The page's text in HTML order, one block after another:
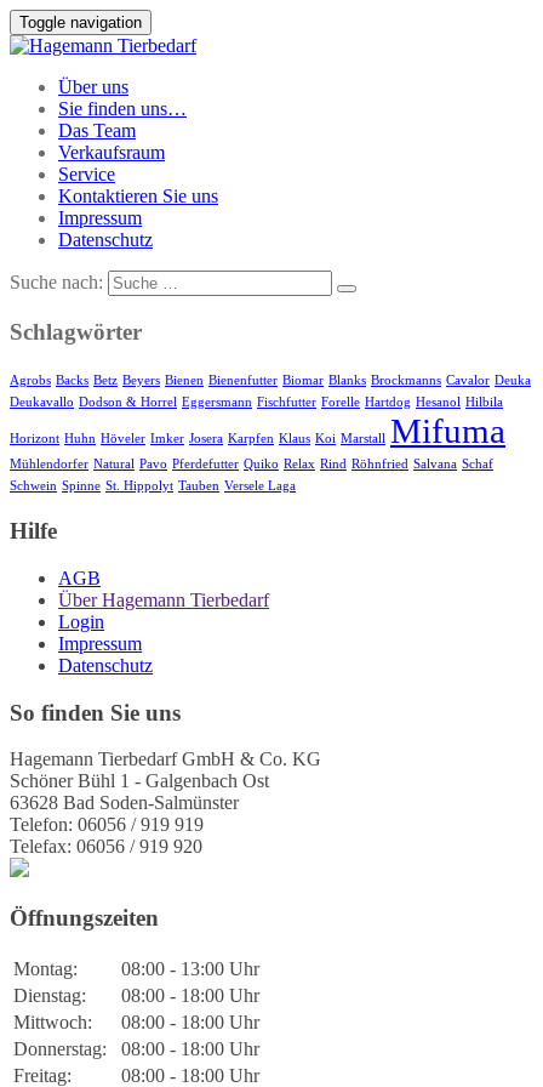
Toggle navigation
Über uns
Sie finden uns…
Das Team
Verkaufsraum
Service
Kontaktieren Sie uns
Impressum
Datenschutz
Suche nach:
Schlagwörter
Agrobs Backs Betz Beyers Bienen Bienenfutter Biomar Blanks Brockmanns Cavalor Deuka
Deukavallo Dodson & Horrel Eggersmann Fischfutter Forelle Hartdog Hesanol Hilbila
Horizont Huhn Höveler Imker Josera Karpfen Klaus Koi Marstall Mifuma
Mühlendorfer Natural Pavo Pferdefutter Quiko Relax Rind Röhnfried Salvana Schaf
Schwein Spinne St. Hippolyt Tauben Versele Laga
Hilfe
AGB
Über Hagemann Tierbedarf
Login
Impressum
Datenschutz
So finden Sie uns
Hagemann Tierbedarf GmbH & Co. KG
Schöner Bühl 1 - Galgenbach Ost
63628 Bad Soden-Salmünster
Telefon: 06056 / 919 919
Telefax: 06056 / 919 920
Öffnungszeiten
Montag:
08:00 - 13:00 Uhr
Dienstag:
08:00 - 18:00 Uhr
Mittwoch:
08:00 - 18:00 Uhr
Donnerstag:
08:00 - 18:00 Uhr
Freitag:
08:00 - 18:00 Uhr